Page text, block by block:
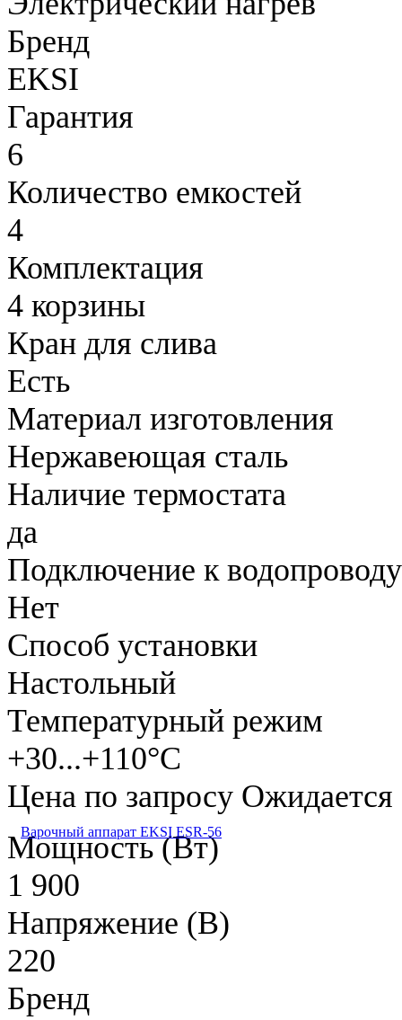
Бренд
EKSI
Гарантия
6
Количество емкостей
4
Комплектация
4 корзины
Кран для слива
Есть
Материал изготовления
Нержавеющая сталь
Наличие термостата
да
Подключение к водопроводу
Нет
Способ установки
Настольный
Температурный режим
+30...+110°C
Цена по запросу Ожидается
Варочный аппарат EKSI ESR-56
Мощность (Вт)
1 900
Напряжение (В)
220
Бренд